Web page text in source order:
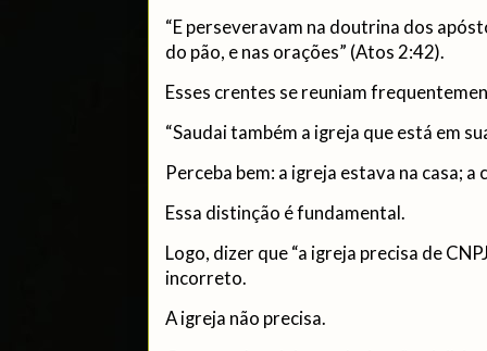
“E perseveravam na doutrina dos
do pão, e nas orações” (Atos 2:42).
Esses crentes se reuniam
“Saudai também a igreja que está em
Perceba bem: a igreja estava na casa; a
Essa distinção é fundamental.
Logo, dizer que “a igreja precisa de
incorreto.
A igreja não precisa.